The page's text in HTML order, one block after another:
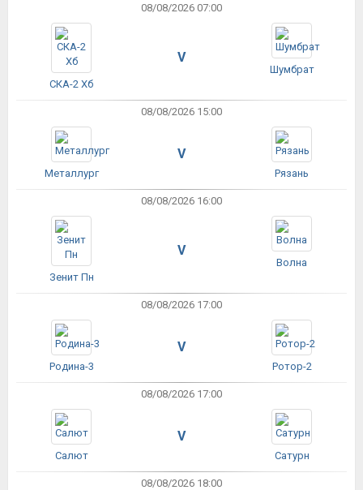
08/08/2026 07:00
СКА-2 Хб
V
Шумбрат
08/08/2026 15:00
Металлург
V
Рязань
08/08/2026 16:00
Зенит Пн
V
Волна
08/08/2026 17:00
Родина-3
V
Ротор-2
08/08/2026 17:00
Салют
V
Сатурн
08/08/2026 18:00